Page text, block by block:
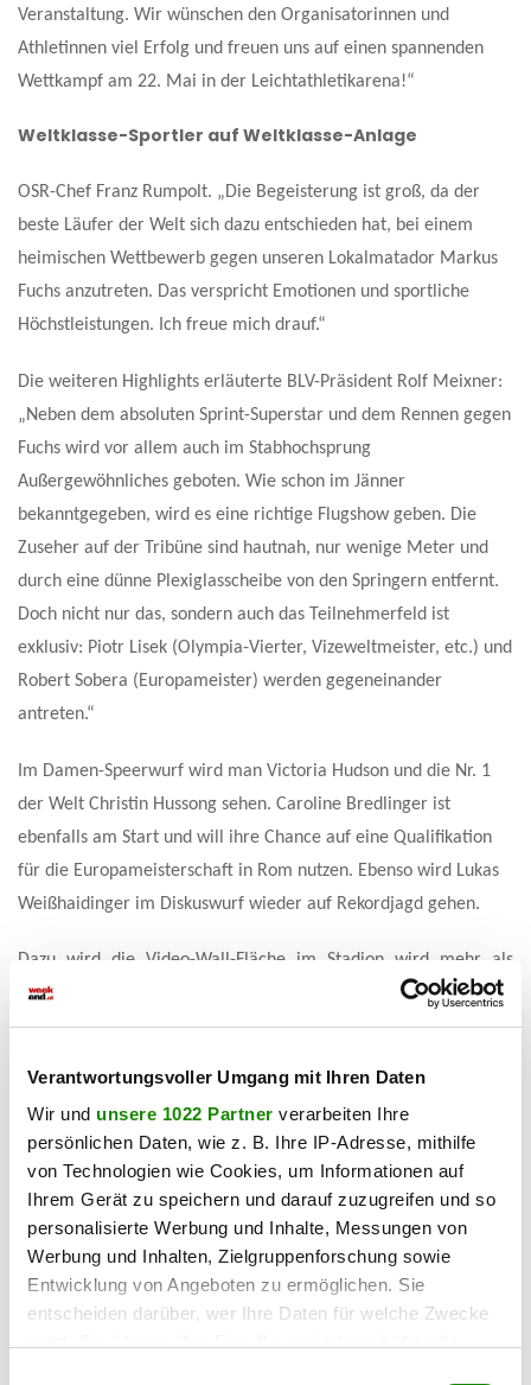
Verantwortungsvoller Umgang mit Ihren Daten
Wir und unsere 1022 Partner verarbeiten Ihre
persönlichen Daten, wie z. B. Ihre IP-Adresse, mithilfe
von Technologien wie Cookies, um Informationen auf
Ihrem Gerät zu speichern und darauf zuzugreifen und so
personalisierte Werbung und Inhalte, Messungen von
Werbung und Inhalten, Zielgruppenforschung sowie
Entwicklung von Angeboten zu ermöglichen. Sie
entscheiden darüber, wer Ihre Daten für welche Zwecke
Veranstaltung. Wir wünschen den Organisatorinnen und
Athletinnen viel Erfolg und freuen uns auf einen spannenden
Wettkampf am 22. Mai in der Leichtathletikarena!“
Weltklasse-Sportler auf Weltklasse-Anlage
OSR-Chef Franz Rumpolt. „Die Begeisterung ist groß, da der
beste Läufer der Welt sich dazu entschieden hat, bei einem
heimischen Wettbewerb gegen unseren Lokalmatador Markus
Fuchs anzutreten. Das verspricht Emotionen und sportliche
Höchstleistungen. Ich freue mich drauf.“
Die weiteren Highlights erläuterte BLV-Präsident Rolf Meixner:
„Neben dem absoluten Sprint-Superstar und dem Rennen gegen
Fuchs wird vor allem auch im Stabhochsprung
Außergewöhnliches geboten. Wie schon im Jänner
bekanntgegeben, wird es eine richtige Flugshow geben. Die
Zuseher auf der Tribüne sind hautnah, nur wenige Meter und
durch eine dünne Plexiglasscheibe von den Springern entfernt.
Doch nicht nur das, sondern auch das Teilnehmerfeld ist
exklusiv: Piotr Lisek (Olympia-Vierter, Vizeweltmeister, etc.) und
Robert Sobera (Europameister) werden gegeneinander
antreten.“
Im Damen-Speerwurf wird man Victoria Hudson und die Nr. 1
der Welt Christin Hussong sehen. Caroline Bredlinger ist
ebenfalls am Start und will ihre Chance auf eine Qualifikation
für die Europameisterschaft in Rom nutzen. Ebenso wird Lukas
Weißhaidinger im Diskuswurf wieder auf Rekordjagd gehen.
Dazu wird die Video-Wall-Fläche im Stadion wird mehr als
verdreifacht. Es wird Zeitlupeneinspielungen,
Backgroundinformationen und Showelemente geben. Erstmals
Infos und Karten: http://la-akademie.at
Haben Sie einen Fehler gefunden?Schicken Sie uns Ihr
Feedback zu diesem Artikel.
teilen